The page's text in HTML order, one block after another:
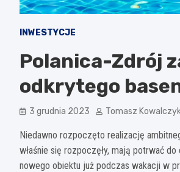
INWESTYCJE
Polanica-Zdrój
odkrytego
3 grudnia 2023 Tomasz
Niedawno rozpoczęto realizację
właśnie się rozpoczęły, mają potrwać
nowego obiektu już podczas wakacji w